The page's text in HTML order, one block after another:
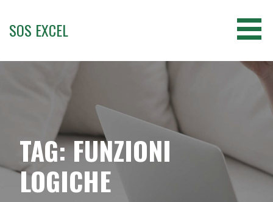
contenuto
SOS EXCEL
TAG: FUNZIONI
LOGICHE